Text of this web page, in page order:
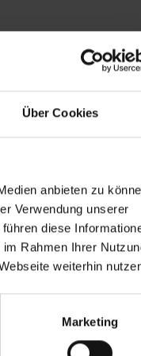
Über Cookies
anbieten zu
Verwendung unserer
diese
Rahmen Ihrer
weiterhin
Marketing